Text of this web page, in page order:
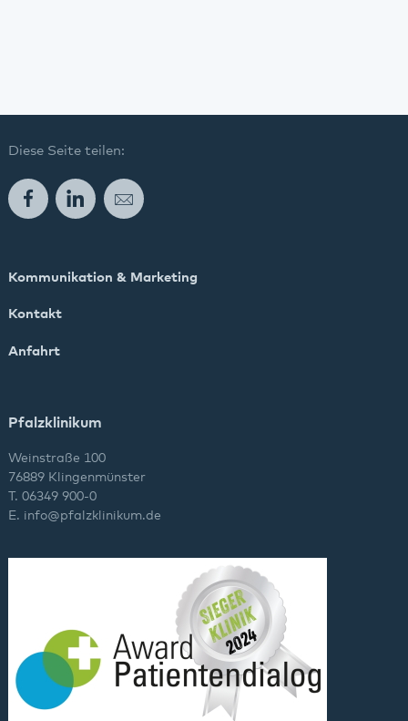
Diese Seite teilen:
FacebookLinkedInE-Mail
Kommunikation & Marketing
Kontakt
Anfahrt
Pfalzklinikum
Weinstraße 100
76889 Klingenmünster
T. 06349 900-0
E. info@pfalzklinikum.de